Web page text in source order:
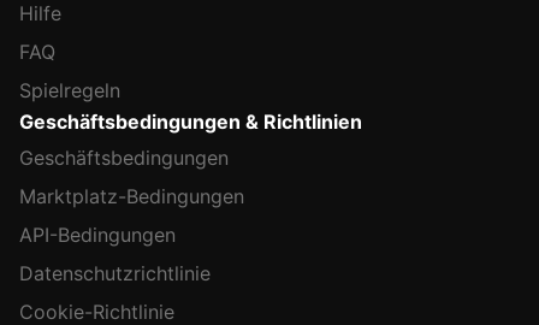
Hilfe
FAQ
Spielregeln
Geschäftsbedingungen & Richtlinien
Geschäftsbedingungen
Marktplatz-Bedingungen
API-Bedingungen
Datenschutzrichtlinie
Cookie-Richtlinie